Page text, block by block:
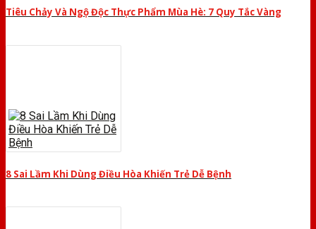
Tiêu Chảy Và Ngộ Độc Thực Phẩm Mùa Hè: 7 Quy Tắc Vàng
8 Sai Lầm Khi Dùng Điều Hòa Khiến Trẻ Dễ Bệnh